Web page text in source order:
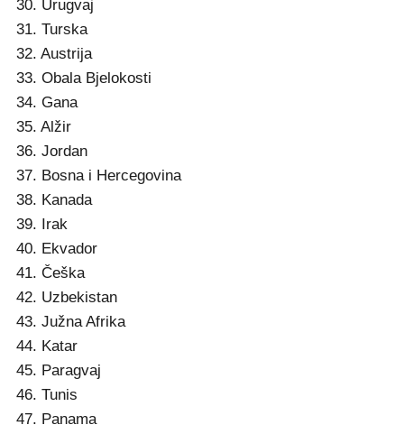
30. Urugvaj
31. Turska
32. Austrija
33. Obala Bjelokosti
34. Gana
35. Alžir
36. Jordan
37. Bosna i Hercegovina
38. Kanada
39. Irak
40. Ekvador
41. Češka
42. Uzbekistan
43. Južna Afrika
44. Katar
45. Paragvaj
46. Tunis
47. Panama